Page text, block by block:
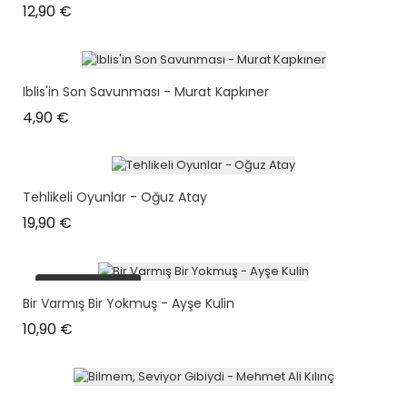
12,90 €
Iblis'in Son Savunması - Murat Kapkıner
4,90 €
Tehlikeli Oyunlar - Oğuz Atay
19,90 €
plus en stock
Bir Varmış Bir Yokmuş - Ayşe Kulin
10,90 €